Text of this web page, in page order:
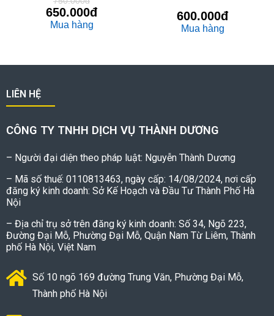
650.000đ
Mua hàng
600.000đ
Mua hàng
LIÊN HỆ
CÔNG TY TNHH DỊCH VỤ THÀNH DƯƠNG
– Người đại diện theo pháp luật: Nguyễn Thành Dương
– Mã số thuế: 0110813463, ngày cấp: 14/08/2024, nơi cấp
đăng ký kinh doanh: Sở Kế Hoạch và Đầu Tư Thành Phố Hà
Nội
– Địa chỉ trụ sở trên đăng ký kinh doanh: Số 34, Ngõ 223,
Đường Đại Mỗ, Phường Đại Mỗ, Quận Nam Từ Liêm, Thành
phố Hà Nội, Việt Nam
Số 10 ngõ 169 đường Trung Văn, Phường Đại Mỗ,
Thành phố Hà Nội